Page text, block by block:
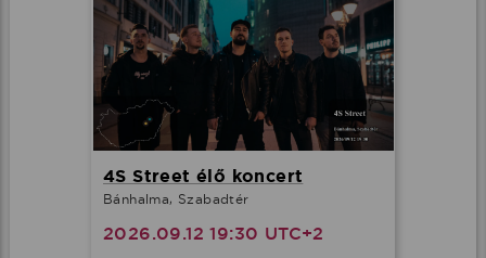
4S Street élő koncert
Bánhalma, Szabadtér
2026.09.12 19:30 UTC+2